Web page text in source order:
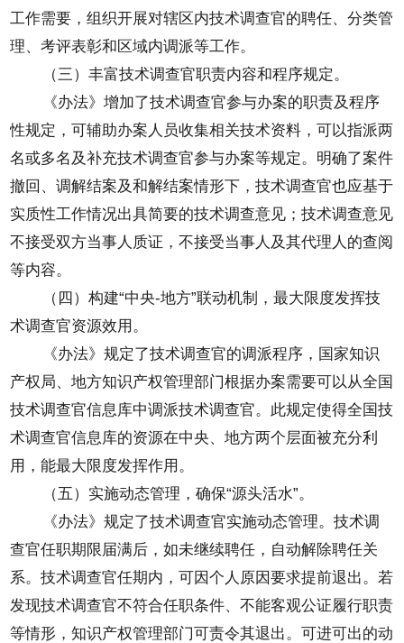
工作需要，组织开展对辖区内技术调查官的聘任、分类管
理、考评表彰和区域内调派等工作。
（三）丰富技术调查官职责内容和程序规定。
《办法》增加了技术调查官参与办案的职责及程序
性规定，可辅助办案人员收集相关技术资料，可以指派两
名或多名及补充技术调查官参与办案等规定。明确了案件
撤回、调解结案及和解结案情形下，技术调查官也应基于
实质性工作情况出具简要的技术调查意见；技术调查意见
不接受双方当事人质证，不接受当事人及其代理人的查阅
等内容。
（四）构建“中央-地方”联动机制，最大限度发挥技
术调查官资源效用。
《办法》规定了技术调查官的调派程序，国家知识
产权局、地方知识产权管理部门根据办案需要可以从全国
技术调查官信息库中调派技术调查官。此规定使得全国技
术调查官信息库的资源在中央、地方两个层面被充分利
用，能最大限度发挥作用。
（五）实施动态管理，确保“源头活水”。
《办法》规定了技术调查官实施动态管理。技术调
查官任职期限届满后，如未继续聘任，自动解除聘任关
系。技术调查官任期内，可因个人原因要求提前退出。若
发现技术调查官不符合任职条件、不能客观公证履行职责
等情形，知识产权管理部门可责令其退出。可进可出的动